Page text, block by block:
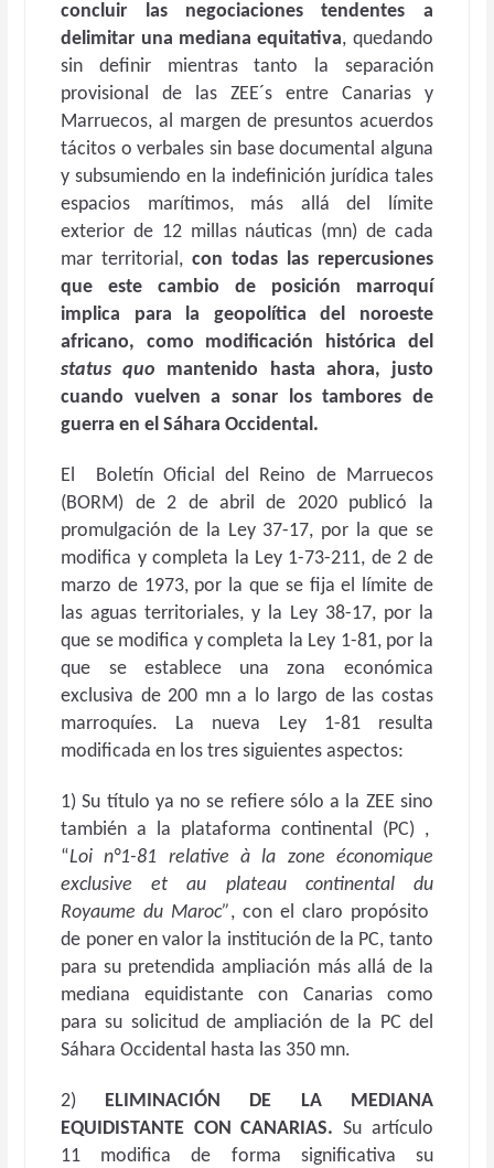
concluir las negociaciones tendentes a
delimitar una mediana equitativa, quedando
sin definir mientras tanto la separación
provisional de las ZEE´s entre Canarias y
Marruecos, al margen de presuntos acuerdos
tácitos o verbales sin base documental alguna
y subsumiendo en la indefinición jurídica tales
espacios marítimos, más allá del límite
exterior de 12 millas náuticas (mn) de cada
mar territorial,con todas las repercusiones
que este cambio de posición marroquí
implica para la geopolítica del noroeste
africano, como modificación histórica del
status quo mantenido hasta ahora, justo
cuando vuelven a sonar los tambores de
guerra en el Sáhara Occidental.
El Boletín Oficial del Reino de Marruecos
(BORM) de 2 de abril de 2020 publicó la
promulgación de la Ley 37-17, por la que se
modifica y completa la Ley 1-73-211, de 2 de
marzo de 1973, por la que se fija el límite de
las aguas territoriales, y la Ley 38-17, por la
que se modifica y completa la Ley 1-81, por la
que se establece una zona económica
exclusiva de 200 mn a lo largo de las costas
marroquíes. La nueva Ley 1-81 resulta
modificada en los tres siguientes aspectos:
1) Su título ya no se refiere sólo a la ZEE sino
también a la plataforma continental (PC) ,
“Loi n°1-81 relative à la zone économique
exclusive et au plateau continental du
Royaume du Maroc”, con el claro propósito
de poner en valor la institución de la PC, tanto
para su pretendida ampliación más allá de la
mediana equidistante con Canarias como
para su solicitud de ampliación de la PC del
Sáhara Occidental hasta las 350 mn.
2) ELIMINACIÓN DE LA MEDIANA
EQUIDISTANTE CON CANARIAS.Su artículo
11 modifica de forma significativa su